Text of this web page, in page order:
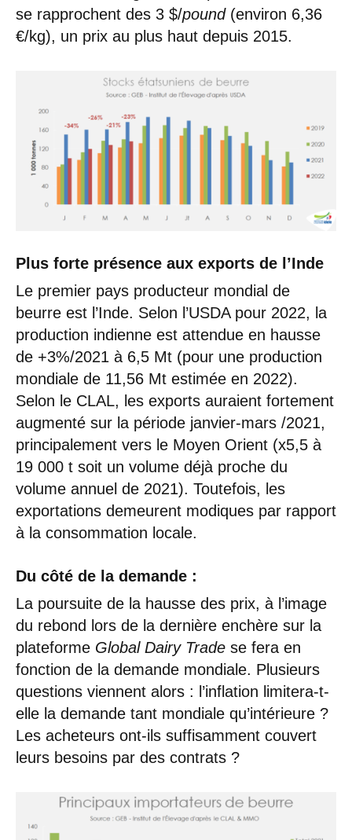
se rapprochent des 3 $/pound(environ 6,36
€/kg), un prix au plus haut depuis 2015.
Plus forte présence aux exports de l’Inde
Le premier pays producteur mondial de
beurre est l’Inde. Selon l’USDA pour 2022, la
production indienne est attendue en hausse
de +3%/2021 à 6,5 Mt (pour une production
mondiale de 11,56 Mt estimée en 2022).
Selon le CLAL, les exports auraient fortement
augmenté sur la période janvier-mars /2021,
principalement vers le Moyen Orient (x5,5 à
19 000 t soit un volume déjà proche du
volume annuel de 2021). Toutefois, les
exportations demeurent modiques par rapport
à la consommation locale.
Du côté de la demande :
La poursuite de la hausse des prix, à l’image
du rebond lors de la dernière enchère sur la
plateforme Global Dairy Trade se fera en
fonction de la demande mondiale. Plusieurs
questions viennent alors : l’inflation limitera-t-
elle la demande tant mondiale qu’intérieure ?
Les acheteurs ont-ils suffisamment couvert
leurs besoins par des contrats ?